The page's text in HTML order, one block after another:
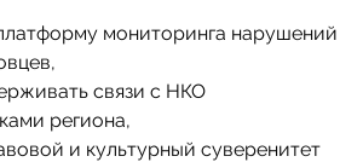
мониторинга нарушений
связи с НКО
региона,
и культурный суверенитет